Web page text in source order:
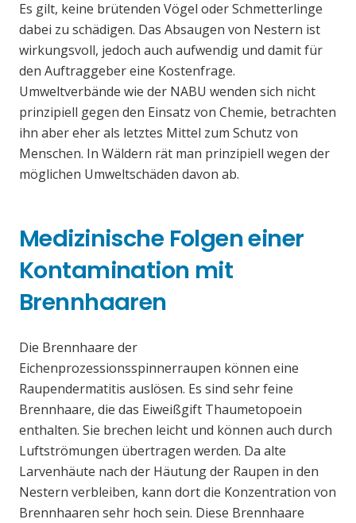
Es gilt, keine brütenden Vögel oder Schmetterlinge
dabei zu schädigen. Das Absaugen von Nestern ist
wirkungsvoll, jedoch auch aufwendig und damit für
den Auftraggeber eine Kostenfrage.
Umweltverbände wie der NABU wenden sich nicht
prinzipiell gegen den Einsatz von Chemie, betrachten
ihn aber eher als letztes Mittel zum Schutz von
Menschen. In Wäldern rät man prinzipiell wegen der
möglichen Umweltschäden davon ab.
Medizinische Folgen einer
Kontamination mit
Brennhaaren
Die Brennhaare der
Eichenprozessionsspinnerraupen können eine
Raupendermatitis auslösen. Es sind sehr feine
Brennhaare, die das Eiweißgift Thaumetopoein
enthalten. Sie brechen leicht und können auch durch
Luftströmungen übertragen werden. Da alte
Larvenhäute nach der Häutung der Raupen in den
Nestern verbleiben, kann dort die Konzentration von
Brennhaaren sehr hoch sein. Diese Brennhaare